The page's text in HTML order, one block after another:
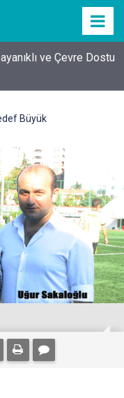
ve Çevre Dostu
Büyük